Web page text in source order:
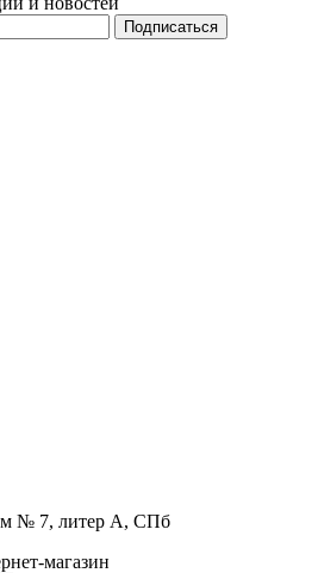
Подписаться
№ 7, литер А, СПб
магазин